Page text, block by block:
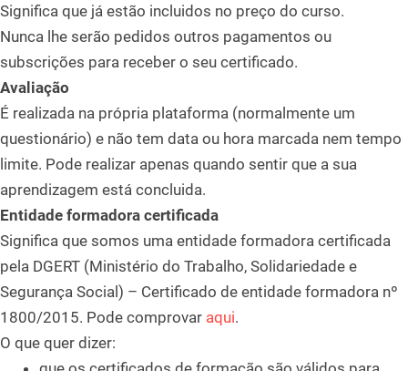
Significa que já estão incluidos no preço do curso.
Nunca lhe serão pedidos outros pagamentos ou
subscrições para receber o seu certificado.
Avaliação
É realizada na própria plataforma (normalmente um
questionário) e não tem data ou hora marcada nem tempo
limite. Pode realizar apenas quando sentir que a sua
aprendizagem está concluida.
Entidade formadora certificada
Significa que somos uma entidade formadora certificada
pela DGERT (Ministério do Trabalho, Solidariedade e
Segurança Social) – Certificado de entidade formadora nº
1800/2015. Pode comprovar aqui.
O que quer dizer: